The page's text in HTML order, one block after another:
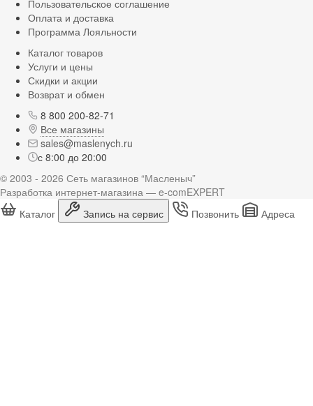
Пользовательское соглашение
Оплата и доставка
Программа Лояльности
Каталог товаров
Услуги и цены
Скидки и акции
Возврат и обмен
8 800 200-82-71
Все магазины
sales@maslenych.ru
с 8:00 до 20:00
© 2003 - 2026 Сеть магазинов “Масленыч”
Разработка интернет-магазина — e-comEXPERT
Каталог
Запись на сервис Позвонить Адреса